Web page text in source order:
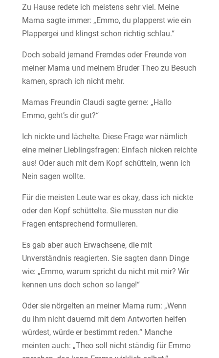
Zu Hause redete ich meistens sehr viel. Meine
Mama sagte immer: „Emmo, du plapperst wie ein
Plappergei und klingst schon richtig schlau.“
Doch sobald jemand Fremdes oder Freunde von
meiner Mama und meinem Bruder Theo zu Besuch
kamen, sprach ich nicht mehr.
Mamas Freundin Claudi sagte gerne: „Hallo
Emmo, geht’s dir gut?“
Ich nickte und lächelte. Diese Frage war nämlich
eine meiner Lieblingsfragen: Einfach nicken reichte
aus! Oder auch mit dem Kopf schütteln, wenn ich
Nein sagen wollte.
Für die meisten Leute war es okay, dass ich nickte
oder den Kopf schüttelte. Sie mussten nur die
Fragen entsprechend formulieren.
Es gab aber auch Erwachsene, die mit
Unverständnis reagierten. Sie sagten dann Dinge
wie: „Emmo, warum spricht du nicht mit mir? Wir
kennen uns doch schon so lange!“
Oder sie nörgelten an meiner Mama rum: „Wenn
du ihm nicht dauernd mit dem Antworten helfen
würdest, würde er bestimmt reden.“ Manche
meinten auch: „Theo soll nicht ständig für Emmo